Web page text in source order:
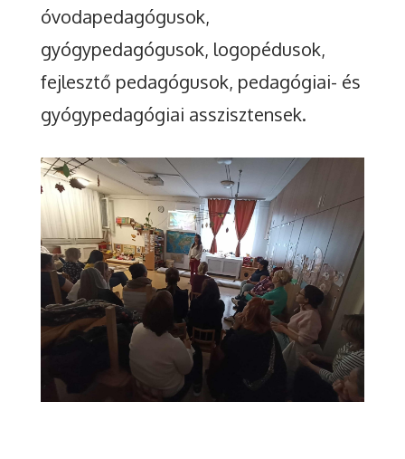
óvodapedagógusok,
gyógypedagógusok, logopédusok,
fejlesztő pedagógusok, pedagógiai- és
gyógypedagógiai asszisztensek.